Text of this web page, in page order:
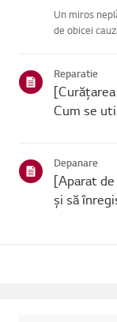
Un miros
de obicei
Reparatie
Cum se
Depanare
[Aparat
și să